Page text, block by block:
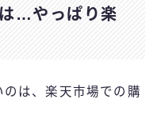
…やっぱり楽
は、楽天市場での購